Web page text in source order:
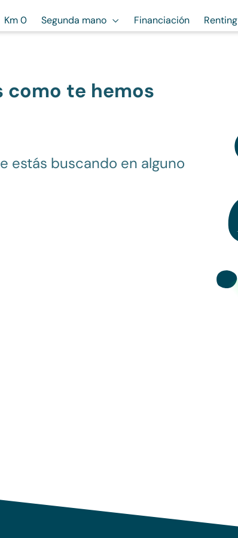
Km 0 Segunda mano Financiación Renting
como te hemos
estás buscando en alguno